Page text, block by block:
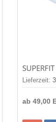
Lieferzeit:
ab 49,00